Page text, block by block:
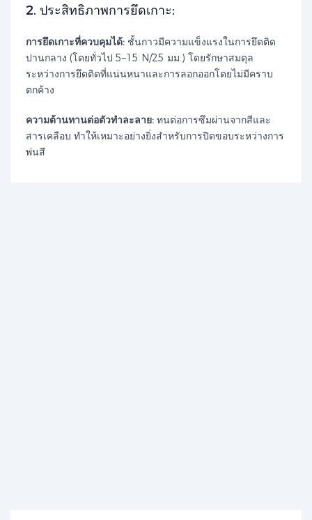
​2. ประสิทธิภาพการยึดเกาะ:​​
การยึดเกาะที่ควบคุมได้: ชั้นกาวมีความแข็งแรงในการยึดติด
ปานกลาง (โดยทั่วไป 5–15 N/25 มม.) โดยรักษาสมดุล
ระหว่างการยึดติดที่แน่นหนาและการลอกออกโดยไม่มีคราบ
ตกค้าง
ความต้านทานต่อตัวทำละลาย: ทนต่อการซึมผ่านจากสีและ
สารเคลือบ ทำให้เหมาะอย่างยิ่งสำหรับการปิดขอบระหว่างการ
พ่นสี